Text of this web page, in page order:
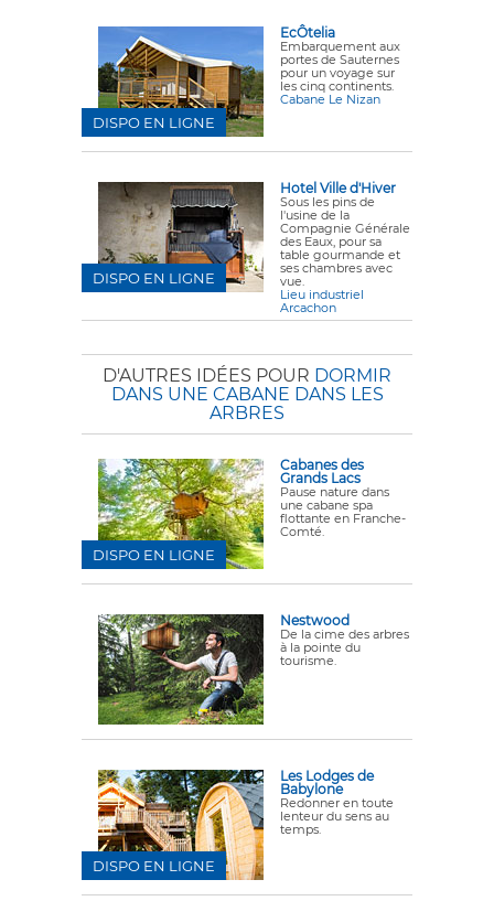
EcÔtelia
Embarquement aux
portes de Sauternes
pour un voyage sur
les cinq continents.
Cabane Le Nizan
DISPO EN LIGNE
Hotel Ville d'Hiver
Sous les pins de
l'usine de la
Compagnie Générale
des Eaux, pour sa
table gourmande et
ses chambres avec
vue.
Lieu industriel
Arcachon
DISPO EN LIGNE
D'AUTRES IDÉES POUR DORMIR
DANS UNE CABANE DANS LES
ARBRES
Cabanes des
Grands Lacs
Pause nature dans
une cabane spa
flottante en Franche-
Comté.
DISPO EN LIGNE
Nestwood
De la cime des arbres
à la pointe du
tourisme.
Les Lodges de
Babylone
Redonner en toute
lenteur du sens au
temps.
DISPO EN LIGNE